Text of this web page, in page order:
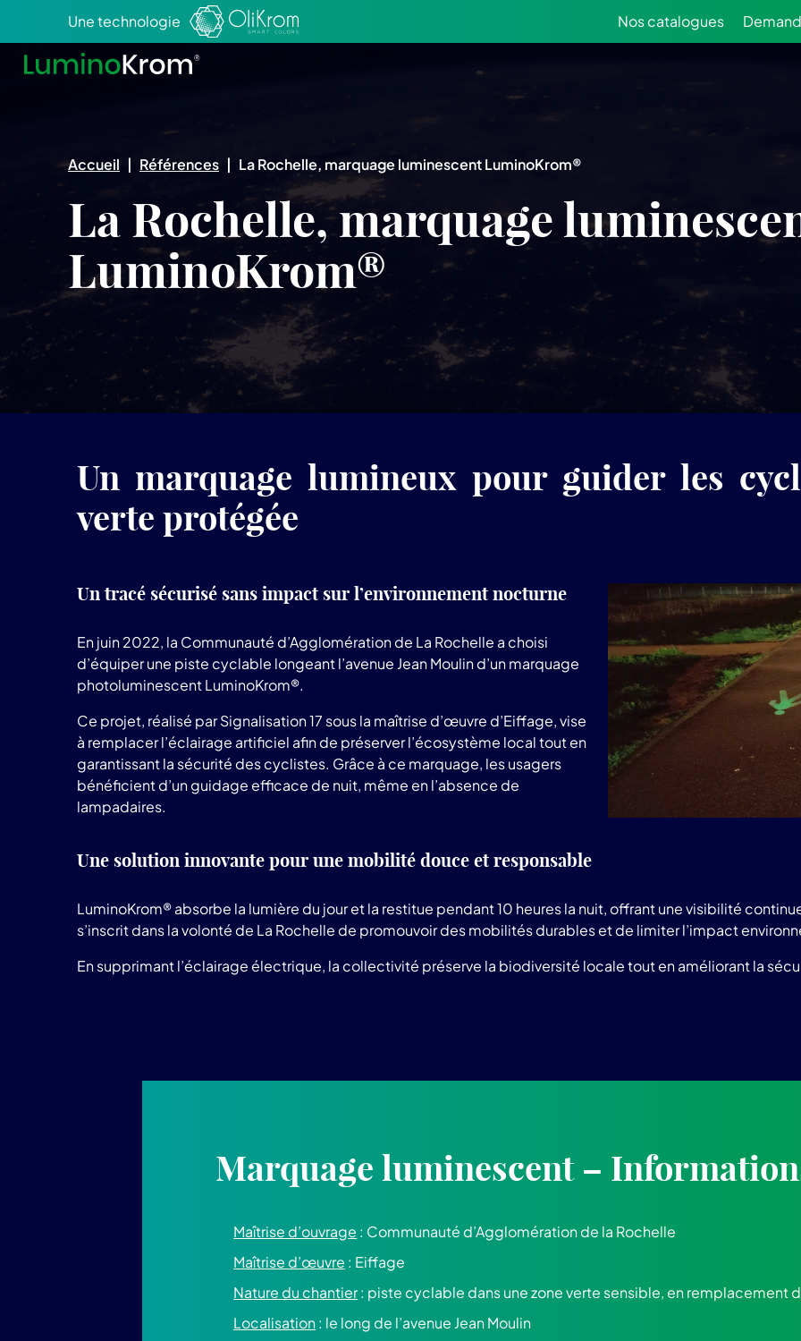
Une technologie Nos catalogues
Accueil | Références | La Rochelle, marquage luminescent LuminoKrom®
La Rochelle, marquage
LuminoKrom®
Un marquage lumineux pour guider les
verte protégée
Un tracé sécurisé sans impact sur l’environnement nocturne
En juin 2022, la Communauté d’Agglomération de La Rochelle a choisi
d’équiper une piste cyclable longeant l’avenue Jean Moulin d’un marquage
photoluminescent LuminoKrom®.
Ce projet, réalisé par Signalisation 17 sous la maîtrise d’œuvre d’Eiffage, vise
à remplacer l’éclairage artificiel afin de préserver l’écosystème local tout en
garantissant la sécurité des cyclistes. Grâce à ce marquage, les usagers
bénéficient d’un guidage efficace de nuit, même en l’absence de
lampadaires.
Une solution innovante pour une mobilité douce et responsable
LuminoKrom® absorbe la lumière du jour et la restitue pendant 10 heures la nuit, offrant une visibilité
s’inscrit dans la volonté de La Rochelle de promouvoir des mobilités durables et de limiter l’impact
En supprimant l’éclairage électrique, la collectivité préserve la biodiversité locale tout en améliorant la
Marquage luminescent –
Maîtrise d’ouvrage : Communauté d’Agglomération de la Rochelle
Maîtrise d’œuvre : Eiffage
Nature du chantier: piste cyclable dans une zone verte sensible, en remplacement
Localisation: le long de l’avenue Jean Moulin